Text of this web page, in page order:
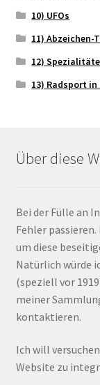
10) UFOs
11) Abzeichen-
12)
13) Radsport
Über diese
Bei der Fülle an
Fehler
um diese
Natürlich würde
(speziell vor
meiner
kontaktieren.
Ich will
Website zu